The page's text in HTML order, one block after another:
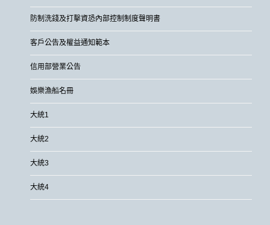
防制洗錢及打擊資恐內部控制制度聲明書
客戶公告及權益通知範本
信用部營業公告
娛樂漁船名冊
大統1
大統2
大統3
大統4